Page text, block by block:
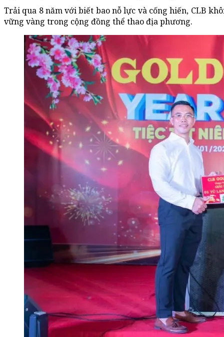
Trải qua 8 năm với biết bao nỗ lực và cống hiến, CLB
vững vàng trong cộng đồng thể thao địa phương.